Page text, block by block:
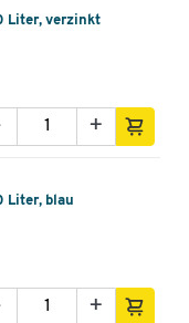
Liter, verzinkt
+
Liter, blau
+